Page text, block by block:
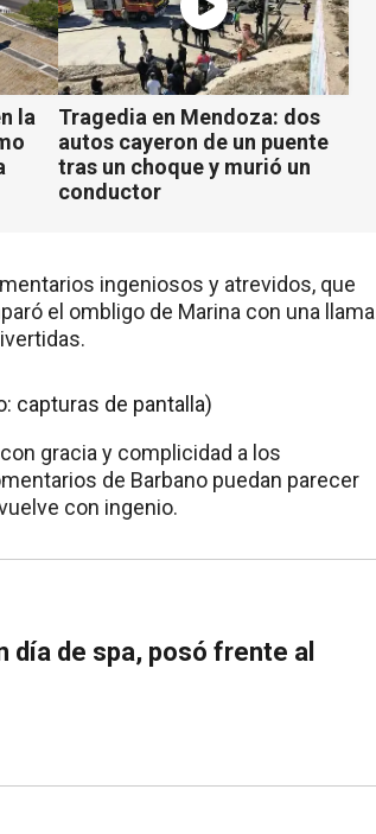
la
Tragedia en Mendoza: dos
autos cayeron de un puente
tras un choque y murió un
conductor
ingeniosos y atrevidos, que
el ombligo de Marina con una llama
gracia y complicidad a los
de Barbano puedan parecer
con ingenio.
día de spa, posó frente al